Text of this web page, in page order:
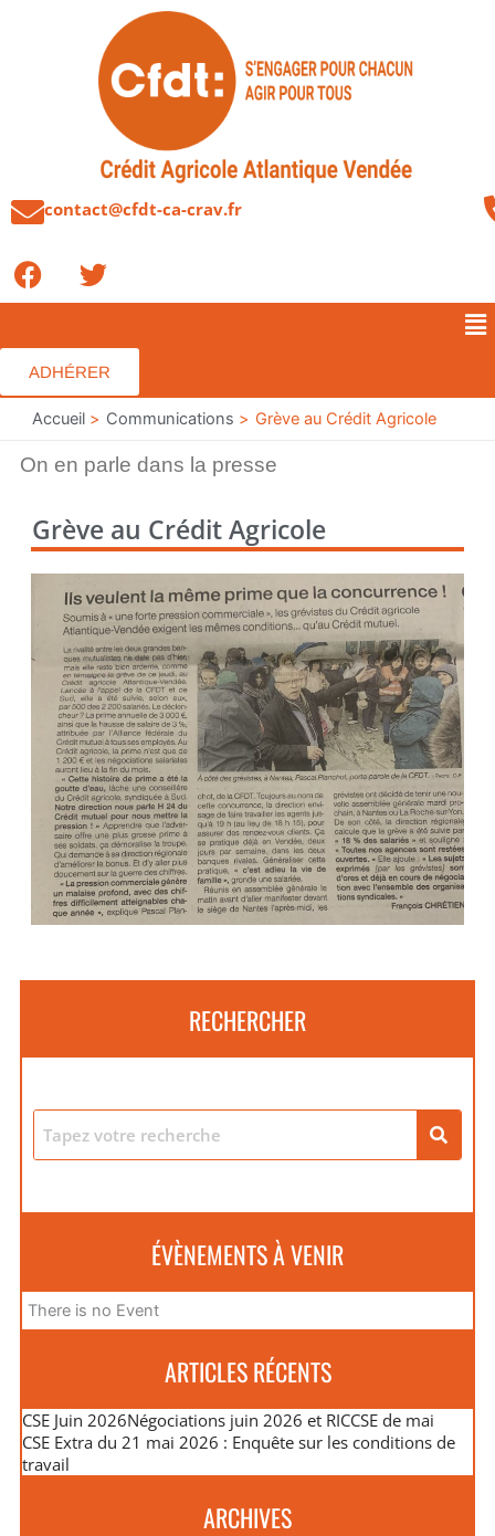
contact@cfdt-ca-crav.fr
F
a
e
b
o
o
k
T
w
t
t
e
r
ADHÉRER
Accueil Communications Grève au Crédit Agricole
On en parle dans la presse
Grève au Crédit Agricole
RECHERCHER
ÉVÈNEMENTS À VENIR
There is no Event
ARTICLES RÉCENTS
CSE Juin 2026Négociations juin 2026 et RICCSE de mai
CSE Extra du 21 mai 2026 : Enquête sur les conditions de
travail
ARCHIVES